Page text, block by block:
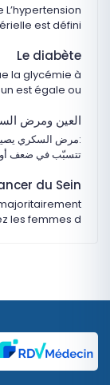
est défini…
Le diabète
la glycémie à
est égale ou…
‏العين ومرض
:‏مرض السكري
تتسبّب في ضعف
du Sein
les femmes d…